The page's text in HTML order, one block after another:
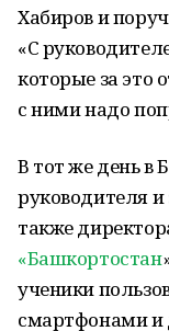
Хабиров и
«С
которые за это
с ними надо
В тот же день в
руководителя и
также
«Башкортостан
ученики
смартфонами и